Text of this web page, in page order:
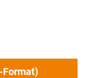
Format)